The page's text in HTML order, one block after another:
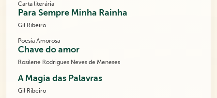
Carta literária
Para Sempre Minha Rainha
Gil Ribeiro
Poesia Amorosa
Chave do amor
Rosilene Rodrigues Neves de Meneses
A Magia das Palavras
Gil Ribeiro